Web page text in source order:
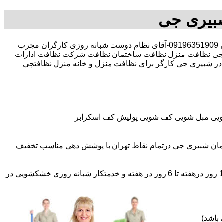
جی
30 در صد تخفیف بیمه رایگان 09196351909-آقای نظام دوست شبانه روزی کارگران مجرب
نظافت منزل نظافت ساختمان نظافت شرکت نظافت ادارات
شبیری جی کارگر برای نظافت منزل و خانه منزل نظافتچی
مبل شویی کف شویی پولیش کف اسکرابر
شبیری جی درتمام نقاط تهران با پوشش دهی مناسب تخفیف
اعزام نظافتچی روزمزد و مهمان دار به تمام نقاط و در سراسر تهران (حرفه ای و آموزش دیده )اعزام خدمتکار ثابت روزانه (خانم)از 1 روز درهفته تا 6 روز در هفته و خدمتکار شبانه روزی خشکشویی در
باشد)